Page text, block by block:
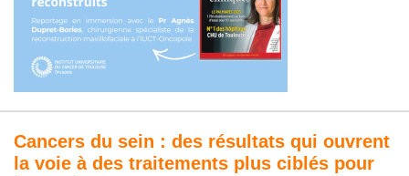
Cancers du sein : des résultats qui ouvrent
la voie à des traitements plus ciblés pour